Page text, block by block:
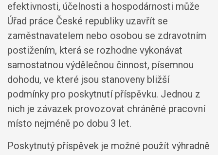
efektivnosti, účelnosti a hospodárnosti může
Úřad práce České republiky uzavřít se
zaměstnavatelem nebo osobou se zdravotním
postižením, která se rozhodne vykonávat
samostatnou výdělečnou činnost, písemnou
dohodu, ve které jsou stanoveny bližší
podmínky pro poskytnutí příspěvku. Jednou z
nich je závazek provozovat chráněné pracovní
místo nejméně po dobu 3 let.
Poskytnutý příspěvek je možné použít výhradně